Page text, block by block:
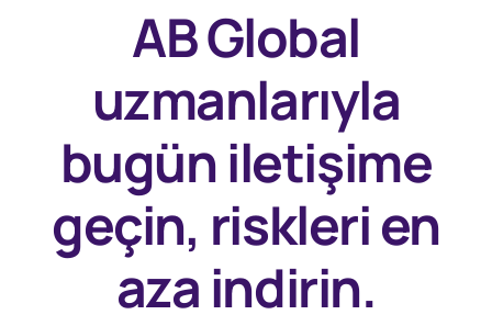
AB Global
uzmanlarıyla
bugüniletişime
geçin, riskleri en
aza indirin.